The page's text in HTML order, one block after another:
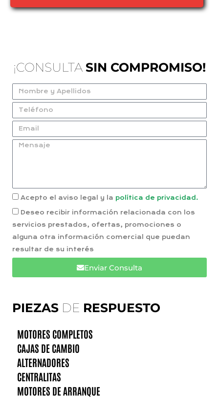
PIEZAS DE RESPUESTO
MOTORES COMPLETOS
CAJAS DE CAMBIO
ALTERNADORES
CENTRALITAS
MOTORES DE ARRANQUE
¡CONSULTA SIN COMPROMISO!
Acepto el aviso legal y la política de privacidad.
Deseo recibir información relacionada con los
servicios prestados, ofertas, promociones o
alguna otra información comercial que puedan
resultar de su interés
Enviar Consulta